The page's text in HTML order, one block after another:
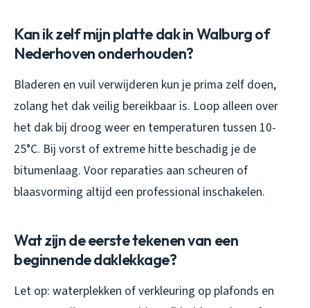
Kan ik zelf mijn platte dak in Walburg of
Nederhoven onderhouden?
Bladeren en vuil verwijderen kun je prima zelf doen,
zolang het dak veilig bereikbaar is. Loop alleen over
het dak bij droog weer en temperaturen tussen 10-
25°C. Bij vorst of extreme hitte beschadig je de
bitumenlaag. Voor reparaties aan scheuren of
blaasvorming altijd een professional inschakelen.
Wat zijn de eerste tekenen van een
beginnende daklekkage?
Let op: waterplekken of verkleuring op plafonds en